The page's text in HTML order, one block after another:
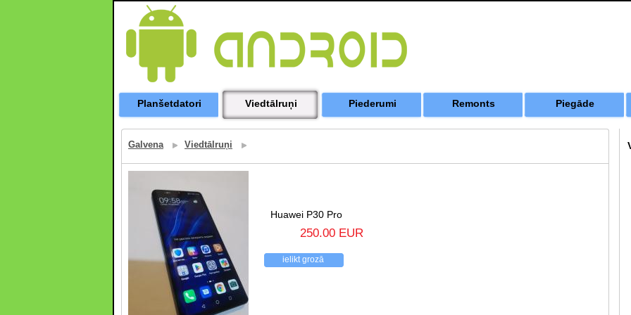
Planšetdatori Viedtālruņi Piederumi Remonts Piegāde
Galvena Viedtālruņi
Huawei P30 Pro
250.00 EUR
ielikt grozā